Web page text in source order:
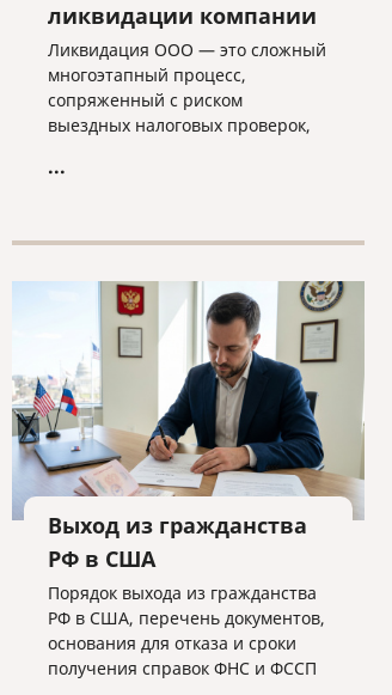
ликвидации компании
Ликвидация ООО — это сложный
многоэтапный процесс,
сопряженный с риском
выездных налоговых проверок,
строгими требованиями к
бизнеса, критерии упрощенной
процедуры и объясняем, почему
для успешного завершения дела
ликвидатору необходима
команда экспертов.
...
Выход из гражданства
РФ в США
Порядок выхода из гражданства
РФ в США, перечень документов,
основания для отказа и сроки
получения справок ФНС и ФССП